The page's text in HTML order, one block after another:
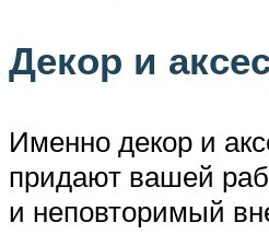
Декор и
Именно декор и
придают вашей
и неповторимый